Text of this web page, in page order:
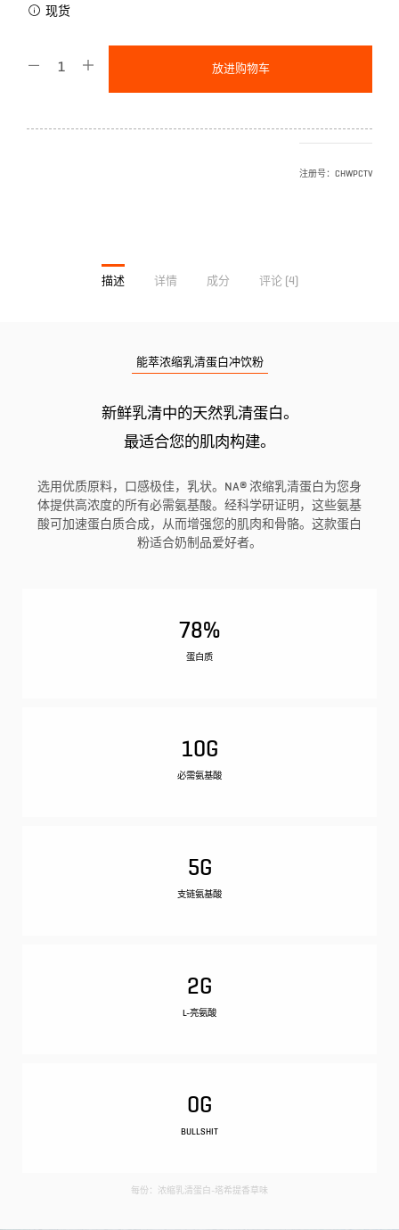
现货
放进购物车
注册号： CHWPCTV
描述 详情 成分 评论 (4)
能萃浓缩乳清蛋白冲饮粉
新鲜乳清中的天然乳清蛋白。
最适合您的肌肉构建。
选用优质原料，口感极佳，乳状。NA® 浓缩乳清蛋白为您身
体提供高浓度的所有必需氨基酸。经科学研证明，这些氨基
酸可加速蛋白质合成，从而增强您的肌肉和骨骼。这款蛋白
粉适合奶制品爱好者。
78%
蛋白质
10G
必需氨基酸
5G
支链氨基酸
2G
L-亮氨酸
0G
BULLSHIT
每份：浓缩乳清蛋白-塔希提香草味